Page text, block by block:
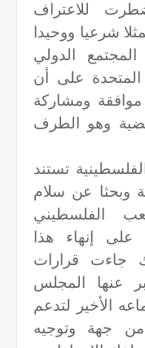
للاعتراف
شرعيا ووحيدا
الدولي
على أن
ومشاركة
وهو الطرف
تستند
وبحثا عن سلام
الفلسطيني
إنهاء هذا
جاءت قرارات
عنها المجلس
الأخير لتدعم
من جهة وتوجيه